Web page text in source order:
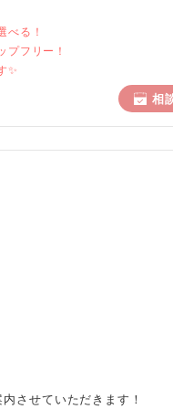
べる！
フリー！
✨
相
させていただきます！